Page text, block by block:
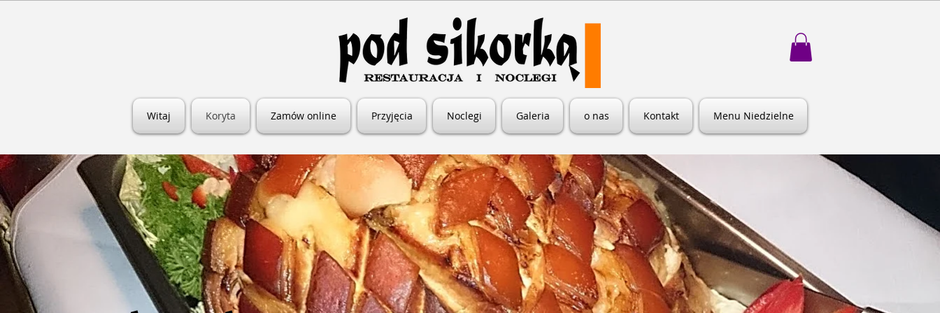
Witaj Koryta Zamów online Przyjęcia Noclegi Galeria o nas Kontakt Menu Niedzielne